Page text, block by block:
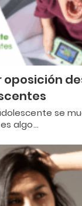
oposición
se
algo…